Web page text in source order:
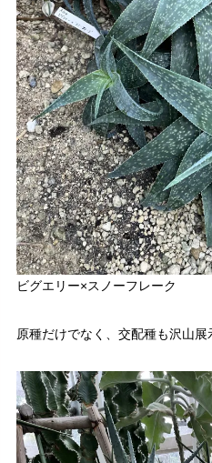
ビグエリー×スノーフレーク
原種だけでなく、交配種も沢山展